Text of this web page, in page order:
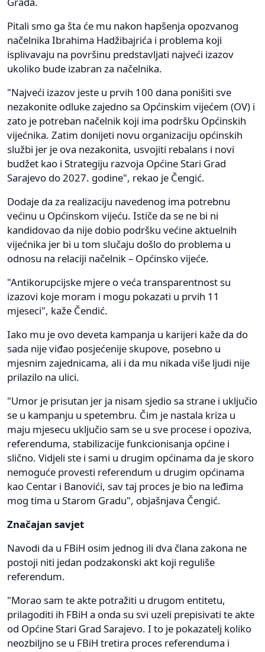
Pitali smo ga šta će mu nakon hapšenja opozvanog
načelnika Ibrahima Hadžibajrića i problema koji
isplivavaju na površinu predstavljati najveći izazov
ukoliko bude izabran za načelnika.
"Najveći izazov jeste u prvih 100 dana ponišiti sve
nezakonite odluke zajedno sa Općinskim vijećem (OV) i
zato je potreban načelnik koji ima podršku Općinskih
vijećnika. Zatim donijeti novu organizaciju općinskih
službi jer je ova nezakonita, usvojiti rebalans i novi
budžet kao i Strategiju razvoja Općine Stari Grad
Sarajevo do 2027. godine", rekao je Čengić.
Dodaje da za realizaciju navedenog ima potrebnu
većinu u Općinskom vijeću. Ističe da se ne bi ni
kandidovao da nije dobio podršku većine aktuelnih
vijećnika jer bi u tom slučaju došlo do problema u
odnosu na relaciji načelnik – Općinsko vijeće.
"Antikorupcijske mjere o veća transparentnost su
izazovi koje moram i mogu pokazati u prvih 11
mjeseci", kaže Čendić.
Iako mu je ovo deveta kampanja u karijeri kaže da do
sada nije viđao posjećenije skupove, posebno u
mjesnim zajednicama, ali i da mu nikada više ljudi nije
prilazilo na ulici.
"Umor je prisutan jer ja nisam sjedio sa strane i uključio
se u kampanju u spetembru. Čim je nastala kriza u
maju mjesecu uključio sam se u sve procese i opoziva,
referenduma, stabilizacije funkcionisanja općine i
slično. Vidjeli ste i sami u drugim općinama da je skoro
nemoguće provesti referendum u drugim općinama
kao Centar i Banovići, sav taj proces je bio na leđima
mog tima u Starom Gradu", objašnjava Čengić.
Značajan savjet
Navodi da u FBiH osim jednog ili dva člana zakona ne
postoji niti jedan podzakonski akt koji reguliše
referendum.
"Morao sam te akte potražiti u drugom entitetu,
prilagoditi ih FBiH a onda su svi uzeli prepisivati te akte
od Općine Stari Grad Sarajevo. I to je pokazatelj koliko
neozbiljno se u FBiH tretira proces referenduma i